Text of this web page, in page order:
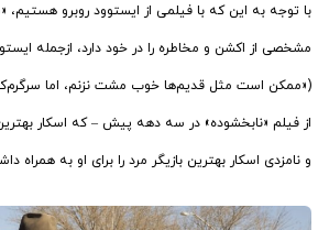
با توجه به این که با فیلمی از ایستوود روبرو هستیم،
مشخصی از اکشن و مخاطره را در خود دارد، ازجمله
(«ممکن است مثل قدیم‌ها خوب مشت نزنم، اما
از فیلم «نابخشوده» در سه دهه پیش – که اسکار
و نامزدی اسکار بهترین بازیگر مرد را برای او به